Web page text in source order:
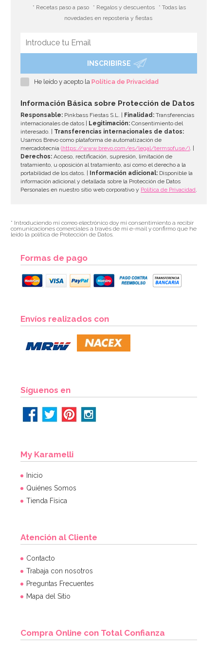
* Recetas paso a paso * Regalos y descuentos
* Todas las
novedades en repostería y fiestas
INSCRIBIRSE
He leído y acepto laPolítica de Privacidad
Información Básica sobre Protección de Datos
Responsable: Pinkbass Fiestas S.L. | Finalidad: Transferencias
internacionales de datos |
Legitimación: Consentimiento del
interesado. | Transferencias internacionales de datos:
Usamos Brevo como plataforma de automatización de
mercadotecnia(https://www.brevo.com/es/legal/termsofuse/). |
Derechos: Acceso, rectificación, supresión, limitación de
tratamiento, u oposición al tratamiento, así como el derecho a la
portabilidad de los datos. |
Información adicional: Disponible la
información adicional y detallada sobre la Protección de Datos
Personales en nuestro sitio web corporativo y Política de Privacidad.
* Introduciendo mi correo electrónico doy mi consentimiento a recibir
comunicaciones comerciales a través de mi e-mail y confirmo que he
leído la política de Protección de Datos.
Formas de pago
Envíos realizados con
Síguenos en
My Karamelli
Inicio
Quiénes Somos
Tienda Física
Atención al Cliente
Contacto
Trabaja con nosotros
Preguntas Frecuentes
Mapa del Sitio
Compra Online con Total Confianza